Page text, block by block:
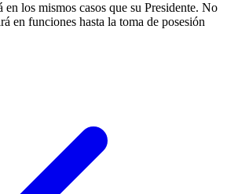
los mismos casos que su Presidente. No
en funciones hasta la toma de posesión